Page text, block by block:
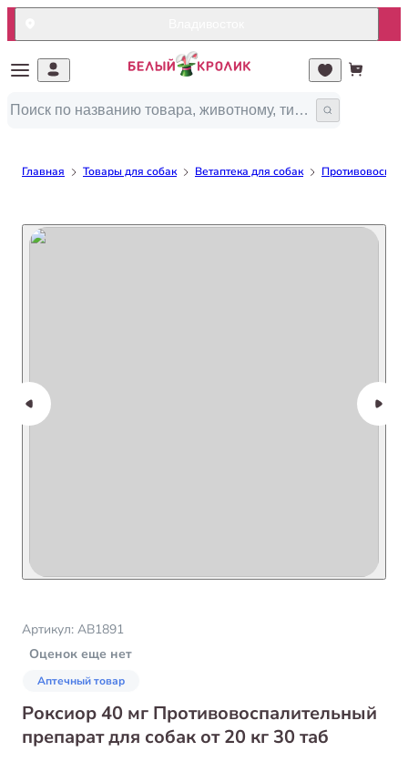
Главная Товары для собак Ветаптека для собак
Артикул: AB1891
Оценок еще нет
Аптечный товар
Роксиор 40 мг Противовоспалительный
препарат для собак от 20 кг 30 таб